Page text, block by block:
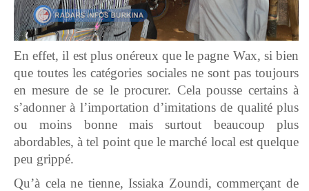
En effet, il est plus onéreux que le pagne Wax, si bien
que toutes les catégories sociales ne sont pas toujours
en mesure de se le procurer. Cela pousse certains à
s’adonner à l’importation d’imitations de qualité plus
ou moins bonne mais surtout beaucoup plus
abordables, à tel point que le marché local est quelque
peu grippé.
Qu’à cela ne tienne, Issiaka Zoundi, commerçant de